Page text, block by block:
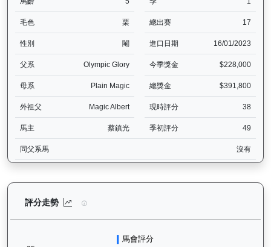
毛色 栗 總出賽 17
性別 閹 進口日期 16/01/2023
父系 Olympic Glory 今季獎金 $228,000
母系 Plain Magic 總獎金 $391,800
外祖父 Magic Albert 現時評分 38
馬主 蔡鎮光 季初評分 49
同父系馬 沒有
評分走勢 快樂奇兵（H297）— 評分走勢圖表：追蹤香